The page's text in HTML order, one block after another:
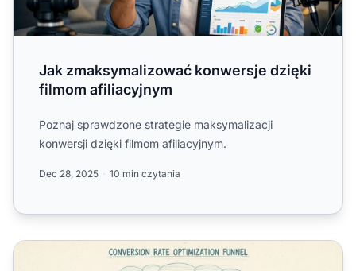
Jak zmaksymalizować konwersje dzięki
filmom afiliacyjnym
Poznaj sprawdzone strategie maksymalizacji
konwersji dzięki filmom afiliacyjnym.
Dec 28, 2025 10 min czytania
Jak zwiększyć współczynnik konwersji? Kompletny